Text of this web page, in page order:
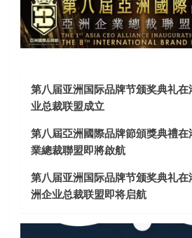
第八届亚洲国际品牌节颁奖典礼在
业总裁联盟成立
第八屆亞洲國際品牌節頒獎典禮在
業總裁聯盟即將啟航
第八届亚洲国际品牌节颁奖典礼在
洲企业总裁联盟即将启航